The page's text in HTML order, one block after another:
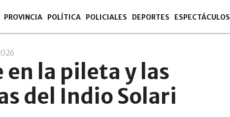
PROVINCIA POLÍTICA POLICIALES DEPORTES ESPECTÁCULOS
en la pileta y las
del Indio Solari